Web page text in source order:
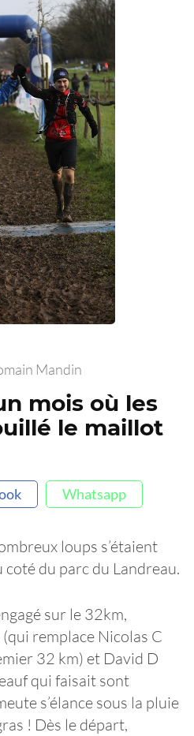
Mandin
mois où les
le maillot
Whatsapp
loups s’étaient
du parc du Landreau.
sur le 32km,
remplace Nicolas C
32 km) et David D
qui faisait sont
s’élance sous la pluie
! Dès le départ,